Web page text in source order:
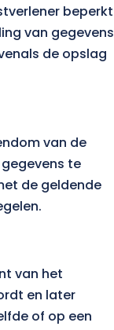
beperkt
van gegevens
de opslag
van de
te
de geldende
van het
en later
of op een